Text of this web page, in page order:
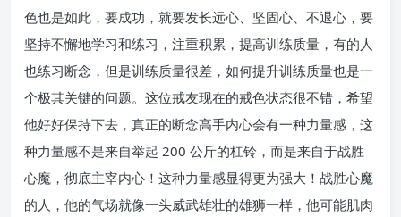
色也是如此，要成功，就要发长远心、坚固心、不退心，要
坚持不懈地学习和练习，注重积累，提高训练质量，有的人
也练习断念，但是训练质量很差，如何提升训练质量也是一
个极其关键的问题。这位戒友现在的戒色状态很不错，希望
他好好保持下去，真正的断念高手内心会有一种力量感，这
种力量感不是来自举起 200 公斤的杠铃，而是来自于战胜
心魔，彻底主宰内心！这种力量感显得更为强大！战胜心魔
的人，他的气场就像一头威武雄壮的雄狮一样，他可能肌肉